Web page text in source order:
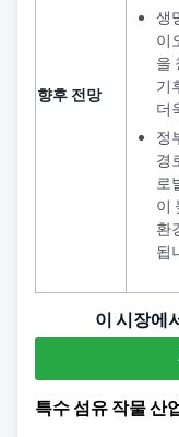
향후 전망
생
이
을
기
더
정
경
로
이
환
됩
이 시장에
특수 섬유 작물 산